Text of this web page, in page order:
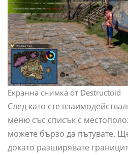
Екранна снимка от Destructoid
След като сте
меню със списък с
можете бързо да пътувате.
докато разширявате